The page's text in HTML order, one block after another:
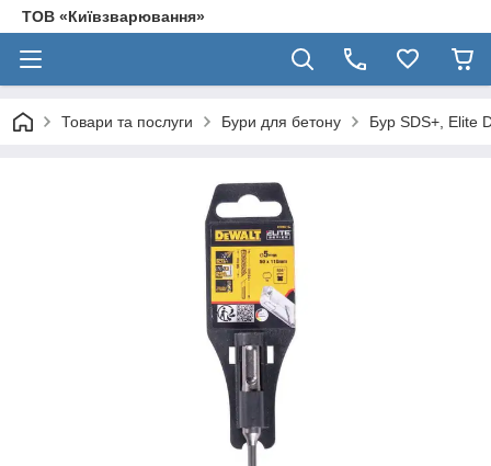
ТОВ «Київзварювання»
Товари та послуги Бури для бетону Бур SDS+, Elite